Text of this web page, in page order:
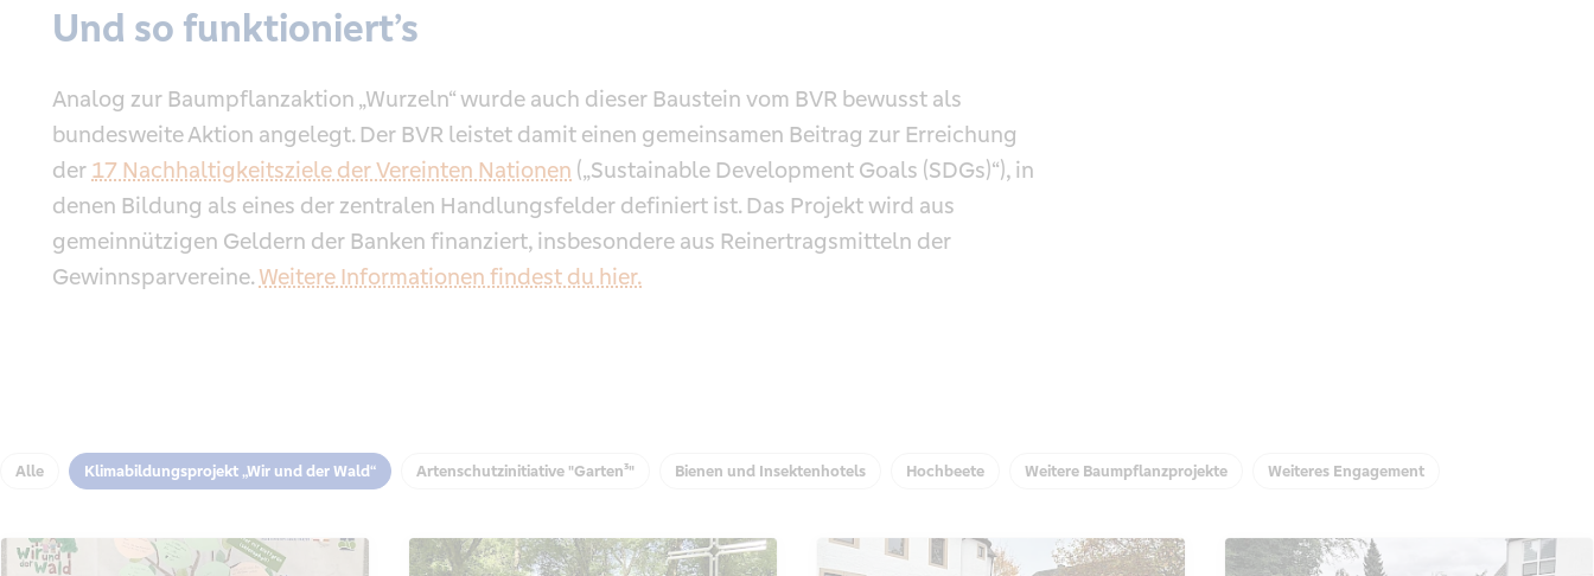
Und so funktioniert’s
Analog zur Baumpflanzaktion „Wurzeln“ wurde auch dieser Baustein vom BVR bewusst als
bundesweite Aktion angelegt. Der BVR leistet damit einen gemeinsamen Beitrag zur Erreichung
der 17 Nachhaltigkeitsziele der Vereinten Nationen („Sustainable Development Goals (SDGs)“), in
denen Bildung als eines der zentralen Handlungsfelder definiert ist. Das Projekt wird aus
gemeinnützigen Geldern der Banken finanziert, insbesondere aus Reinertragsmitteln der
Gewinnsparvereine.Weitere Informationen findest du hier.
Alle Klimabildungsprojekt „Wir und der Wald“ Artenschutzinitiative "Garten³" Bienen und Insektenhotels Hochbeete Weitere Baumpflanzprojekte Weiteres Engagement